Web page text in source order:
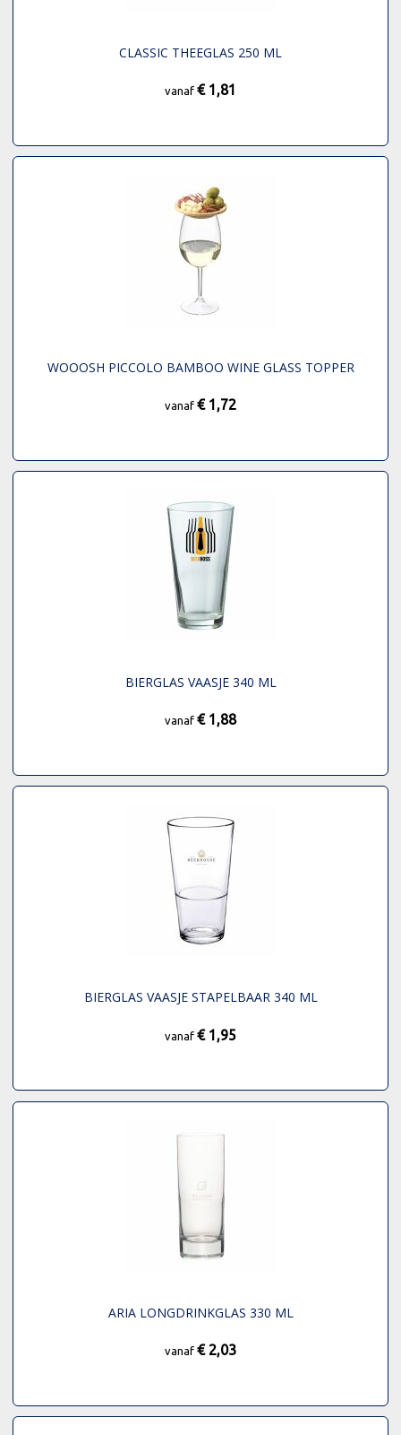
CLASSIC THEEGLAS 250 ML
vanaf € 1,81
WOOOSH PICCOLO BAMBOO WINE GLASS TOPPER
vanaf € 1,72
BIERGLAS VAASJE 340 ML
vanaf € 1,88
BIERGLAS VAASJE STAPELBAAR 340 ML
vanaf € 1,95
ARIA LONGDRINKGLAS 330 ML
vanaf € 2,03